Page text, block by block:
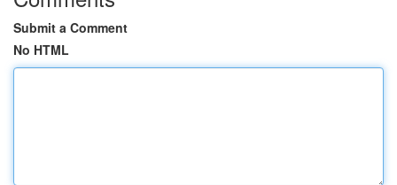
Submit a Comment
No HTML